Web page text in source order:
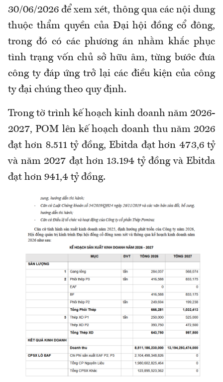
30/06/2026 để xem xét, thông qua các nội dung
thuộc thẩm quyền của Đại hội đồng cổ đông,
trong đó có các phương án nhằm khắc phục
tình trạng vốn chủ sở hữu âm, từng bước đưa
công ty đáp ứng trở lại các điều kiện của công
ty đại chúng theo quy định.
Trong tờ trình kế hoạch kinh doanh năm 2026-
2027, POM lên kế hoạch doanh thu năm 2026
đạt hơn 8.511 tỷ đồng, Ebitda đạt hơn 473,6 tỷ
và năm 2027 đạt hơn 13.194 tỷ đồng và Ebitda
đạt hơn 941,4 tỷ đồng.